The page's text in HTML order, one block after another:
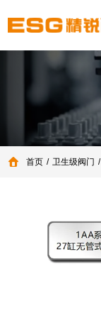
首页 卫生级阀门